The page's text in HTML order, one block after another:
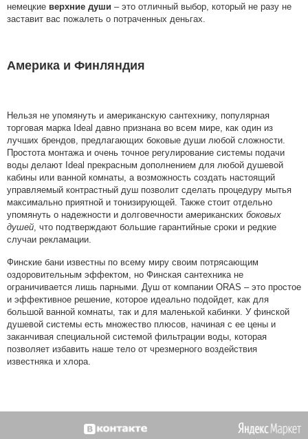
немецкие верхние души – это отличный выбор, который не разу не
заставит вас пожалеть о потраченных деньгах.
Америка и Финляндия
Нельзя не упомянуть и американскую сантехнику, популярная
торговая марка Ideal давно признана во всем мире, как один из
лучших брендов, предлагающих боковые души любой сложности.
Простота монтажа и очень точное регулирование системы подачи
воды делают Ideal прекрасным дополнением для любой душевой
кабины или ванной комнаты, а возможность создать настоящий
управляемый контрастный душ позволит сделать процедуру мытья
максимально приятной и тонизирующей. Также стоит отдельно
упомянуть о надежности и долговечности американских боковых
душей , что подтверждают большие гарантийные сроки и редкие
случаи рекламации.
Финские бани известны по всему миру своим потрясающим
оздоровительным эффектом, но Финская сантехника не
ограничивается лишь парными. Душ от компании ORAS – это простое
и эффективное решение, которое идеально подойдет, как для
большой ванной комнаты, так и для маленькой кабинки. У финской
душевой системы есть множество плюсов, начиная с ее цены и
заканчивая специальной системой фильтрации воды, которая
позволяет избавить наше тело от чрезмерного воздействия
известняка и хлора.